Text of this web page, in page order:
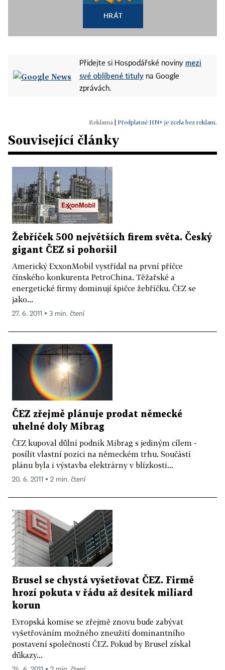
HRÁT
Přidejte si Hospodářské noviny mezi
své oblíbené tituly na Google
zprávách.
Předplatné HN+ je zcela bez reklam.
Související články
Žebříček 500 největších firem světa. Český
gigant ČEZ si pohoršil
Americký ExxonMobil vystřídal na první příčce
čínského konkurenta PetroChina. Těžařské a
energetické firmy dominují špičce žebříčku. ČEZ se
jako...
27. 6. 2011 ▪ 3 min. čtení
ČEZ zřejmě plánuje prodat německé
uhelné doly Mibrag
ČEZ kupoval důlní podnik Mibrag s jediným cílem -
posílit vlastní pozici na německém trhu. Součástí
plánu byla i výstavba elektrárny v blízkosti...
20. 6. 2011 ▪ 2 min. čtení
Brusel se chystá vyšetřovat ČEZ. Firmě
hrozí pokuta v řádu až desítek miliard
korun
Evropská komise se zřejmě znovu bude zabývat
vyšetřováním možného zneužití dominantního
postavení společnosti ČEZ. Pokud by Brusel získal
důkazy...